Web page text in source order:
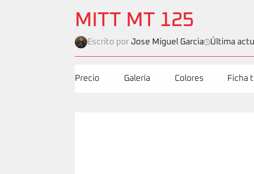
MITT MT 125
Escrito por Jose Miguel Garcia Última
Precio Galería Colores Ficha